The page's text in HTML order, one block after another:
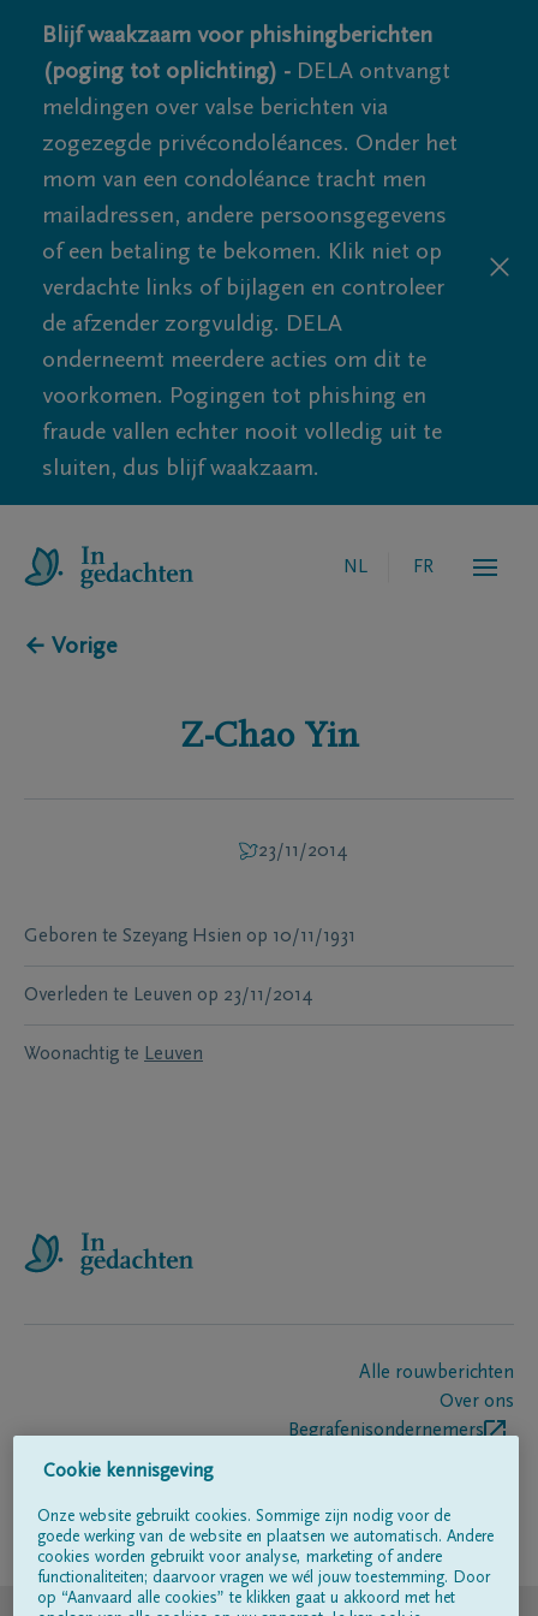
Blijf waakzaam voor phishingberichten
(poging tot oplichting) - DELA ontvangt
meldingen over valse berichten via
zogezegde privécondoléances. Onder het
mom van een condoléance tracht men
mailadressen, andere persoonsgegevens
of een betaling te bekomen. Klik niet op
verdachte links of bijlagen en controleer
de afzender zorgvuldig. DELA
onderneemt meerdere acties om dit te
voorkomen. Pogingen tot phishing en
fraude vallen echter nooit volledig uit te
sluiten, dus blijf waakzaam.
NL FR
← Vorige
Z-Chao Yin
23/11/2014
Geboren te Szeyang Hsien op 10/11/1931
Overleden te Leuven op 23/11/2014
Woonachtig te Leuven
Alle rouwberichten
Over ons
Begrafenisondernemers
Volg ons op
Cookie kennisgeving
Onze website gebruikt cookies. Sommige zijn nodig voor de
goede werking van de website en plaatsen we automatisch. Andere
cookies worden gebruikt voor analyse, marketing of andere
functionaliteiten; daarvoor vragen we wél jouw toestemming. Door
op “Aanvaard alle cookies” te klikken gaat u akkoord met het